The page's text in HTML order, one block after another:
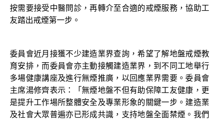
按需要接受中醫問診，再轉介至合適的戒煙服務，協助工
友踏出戒煙第一步。
委員會近月接獲不少建造業界查詢，希望了解地盤戒煙教
育安排，而委員會亦主動接觸建造業界，到不同工地舉行
多場健康講座及進行無煙推廣，以回應業界需要。委員會
主席湯修齊表示：「無煙地盤不但有助保障工友健康，更
是提升工作場所整體安全及專業形象的關鍵一步。建造業
及社會大眾普遍亦已形成共識，支持地盤全面禁煙。我們